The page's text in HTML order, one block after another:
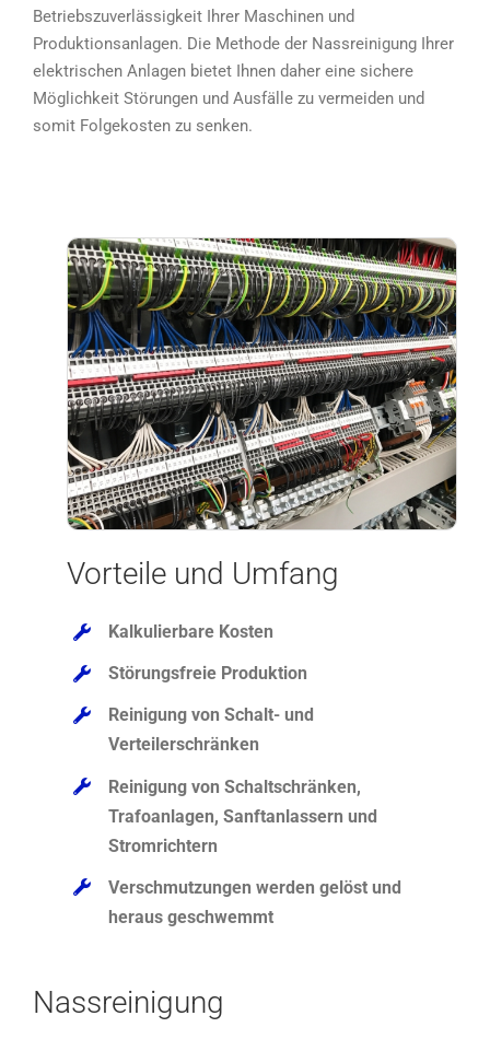
Betriebszuverlässigkeit Ihrer Maschinen und
Produktionsanlagen. Die Methode der Nassreinigung Ihrer
elektrischen Anlagen bietet Ihnen daher eine sichere
Möglichkeit Störungen und Ausfälle zu vermeiden und
somit Folgekosten zu senken.
Vorteile und Umfang
Kalkulierbare Kosten
Störungsfreie Produktion
Reinigung von Schalt- und
Verteilerschränken
Reinigung von Schaltschränken,
Trafoanlagen, Sanftanlassern und
Stromrichtern
Verschmutzungen werden gelöst und
heraus geschwemmt
Nassreinigung